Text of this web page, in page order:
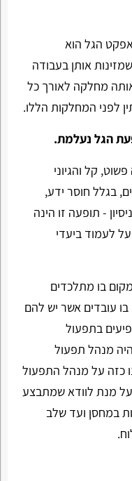
הגל הוא
אותן בעבודה
מחלקה לאורך כל
לפני המחלקות הללו.
הגל נעלמת.
קל והגיוני
בגלל חוסר ידע,
- תופעה זו הינה
לעמוד ביעדי
בו מתלכדים
עובדים אשר יש להם
בתפעול
מנהל תפעול
כזה על מנהל התפעול
מנת לוודא שמתבצע
במחסן ועד שלב